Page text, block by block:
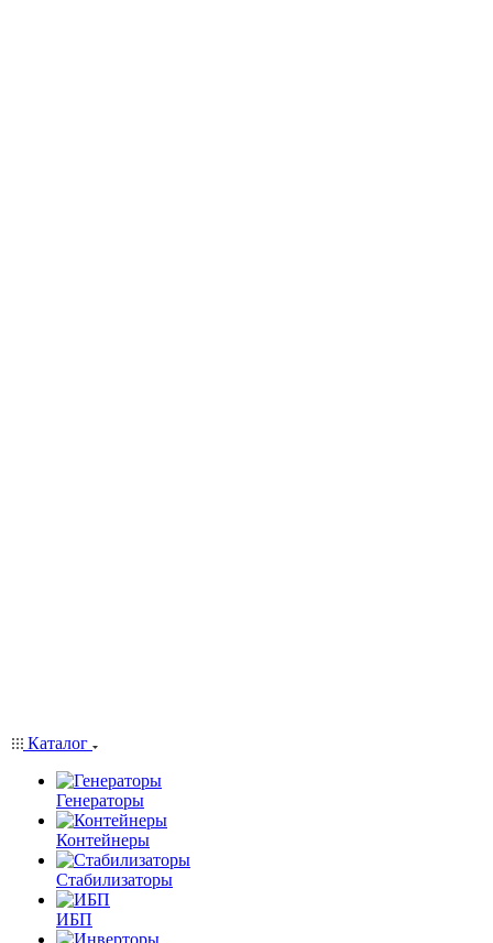
Каталог
Генераторы
Контейнеры
Стабилизаторы
ИБП